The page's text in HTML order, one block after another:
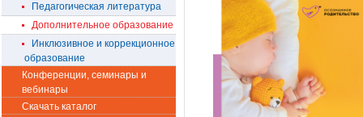
Педагогическая литература
Дополнительное образование
Инклюзивное и коррекционное
образование
Конференции, семинары и
вебинары
Скачать каталог